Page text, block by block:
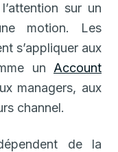
sur un
motion. Les
s’appliquer aux
un Account
managers, aux
channel.
de la